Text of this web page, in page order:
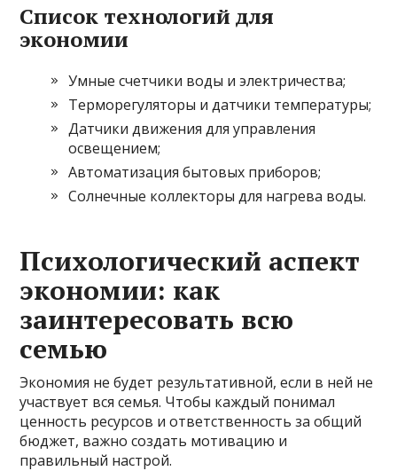
Список технологий для
экономии
Умные счетчики воды и электричества;
Терморегуляторы и датчики температуры;
Датчики движения для управления
освещением;
Автоматизация бытовых приборов;
Солнечные коллекторы для нагрева воды.
Психологический аспект
экономии: как
заинтересовать всю
семью
Экономия не будет результативной, если в ней не
участвует вся семья. Чтобы каждый понимал
ценность ресурсов и ответственность за общий
бюджет, важно создать мотивацию и
правильный настрой.